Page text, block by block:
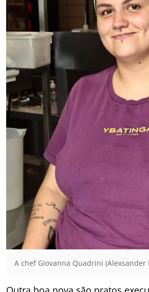
A chef Giovanna Quadrini (Alexsander